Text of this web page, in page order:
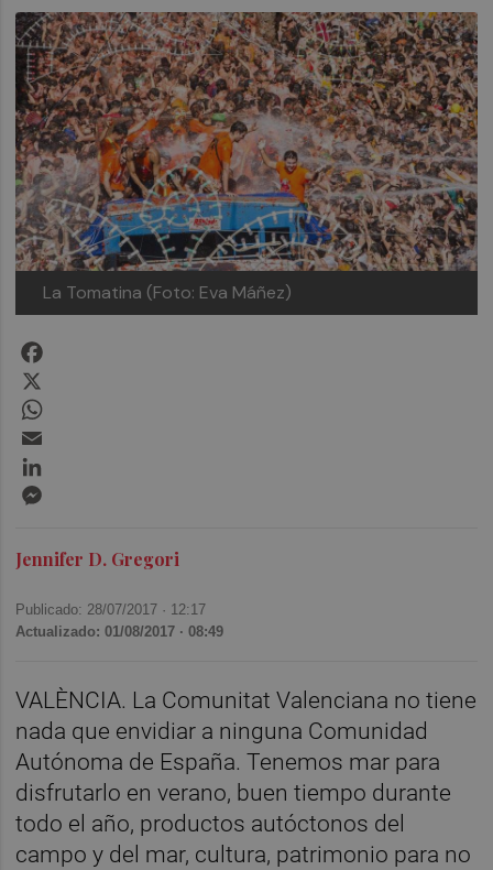
La Tomatina (Foto: Eva Máñez)
Jennifer D. Gregori
Publicado: 28/07/2017 · 12:17
Actualizado: 01/08/2017 · 08:49
VALÈNCIA. La Comunitat Valenciana no tiene
nada que envidiar a ninguna Comunidad
Autónoma de España. Tenemos mar para
disfrutarlo en verano, buen tiempo durante
todo el año, productos autóctonos del
campo y del mar, cultura, patrimonio para no